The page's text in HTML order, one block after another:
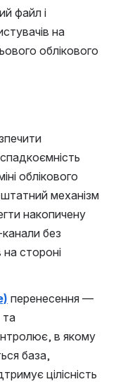
файл і
на
облікового
облікового
механізм
накопичену
без
стороні
перенесення —
та
в якому
база,
цілісність